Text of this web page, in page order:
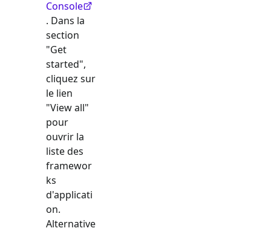
Console
. Dans la
section
"Get
started",
cliquez sur
le lien
"View all"
pour
ouvrir la
liste des
framewor
ks
d'applicati
on.
Alternative